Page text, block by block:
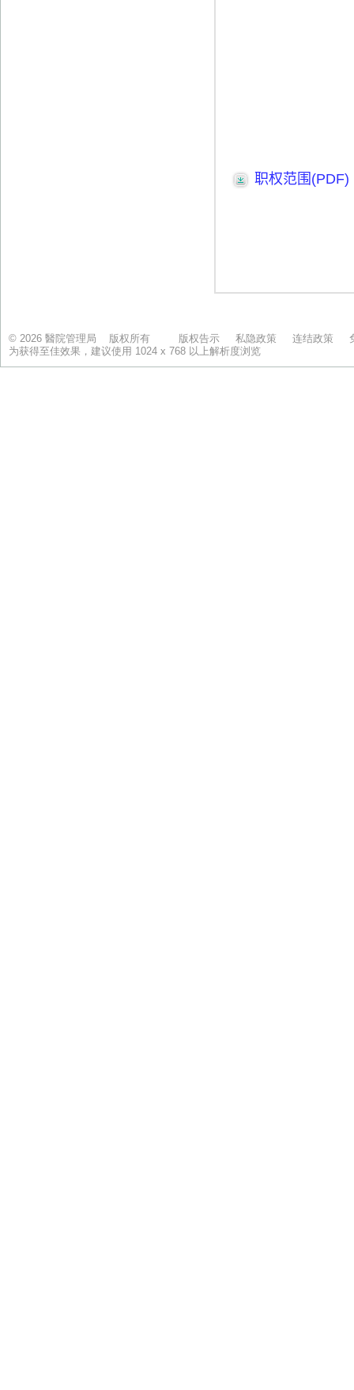
© 2026 醫院管理局 版权所有 版权告示 私隐政策 连结政策
为获得至佳效果，建议使用 1024 x 768 以上解析度浏览